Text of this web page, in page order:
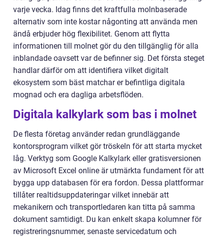
varje vecka. Idag finns det kraftfulla molnbaserade
alternativ som inte kostar någonting att använda men
ändå erbjuder hög flexibilitet. Genom att flytta
informationen till molnet gör du den tillgänglig för alla
inblandade oavsett var de befinner sig. Det första steget
handlar därför om att identifiera vilket digitalt
ekosystem som bäst matchar er befintliga digitala
mognad och era dagliga arbetsflöden.
Digitala kalkylark som bas i molnet
De flesta företag använder redan grundläggande
kontorsprogram vilket gör tröskeln för att starta mycket
låg. Verktyg som Google Kalkylark eller gratisversionen
av Microsoft Excel online är utmärkta fundament för att
bygga upp databasen för era fordon. Dessa plattformar
tillåter realtidsuppdateringar vilket innebär att
mekanikern och transportledaren kan titta på samma
dokument samtidigt. Du kan enkelt skapa kolumner för
registreringsnummer, senaste servicedatum och